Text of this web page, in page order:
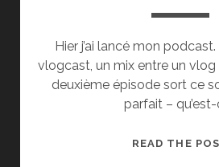
Hier j’ai lancé mon
vlogcast, un mix entre un
deuxième épisode sort ce
parfait – qu’est-
READ THE